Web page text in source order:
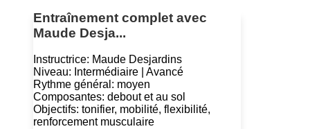
Entraînement complet avec
Maude Desja...
Instructrice: Maude Desjardins
Niveau: Intermédiaire | Avancé
Rythme général: moyen
Composantes: debout et au sol
Objectifs: tonifier, mobilité, flexibilité,
renforcement musculaire